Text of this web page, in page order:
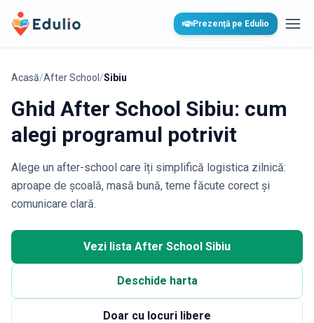
Edulio Prezență pe Edulio
Acasă/After School /Sibiu
Ghid After School Sibiu: cum
alegi programul potrivit
Alege un after-school care îți simplifică logistica zilnică:
aproape de școală, masă bună, teme făcute corect și
comunicare clară.
Vezi lista After School Sibiu
Deschide harta
Doar cu locuri libere